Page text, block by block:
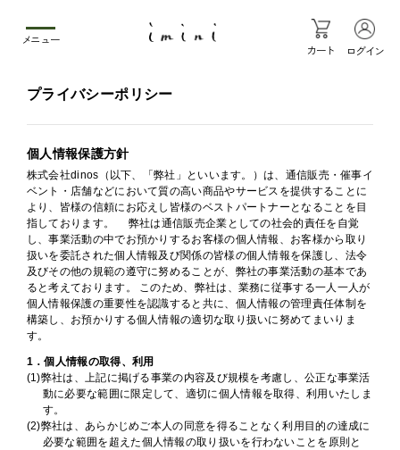
メニュー
カート ログイン
プライバシーポリシー
個人情報保護方針
株式会社dinos（以下、「弊社」といいます。）は、通信販売・催事イ
ベント・店舗などにおいて質の高い商品やサービスを提供することに
より、皆様の信頼にお応えし皆様のベストパートナーとなることを目
指しております。 弊社は通信販売企業としての社会的責任を自覚
し、事業活動の中でお預かりするお客様の個人情報、お客様から取り
扱いを委託された個人情報及び関係の皆様の個人情報を保護し、法令
及びその他の規範の遵守に努めることが、弊社の事業活動の基本であ
ると考えております。 このため、弊社は、業務に従事する一人一人が
個人情報保護の重要性を認識すると共に、個人情報の管理責任体制を
構築し、お預かりする個人情報の適切な取り扱いに努めてまいりま
す。
1．個人情報の取得、利用
(1)弊社は、上記に掲げる事業の内容及び規模を考慮し、公正な事業活
動に必要な範囲に限定して、適切に個人情報を取得、利用いたしま
す。
(2)弊社は、あらかじめご本人の同意を得ることなく利用目的の達成に
必要な範囲を超えた個人情報の取り扱いを行わないことを原則と